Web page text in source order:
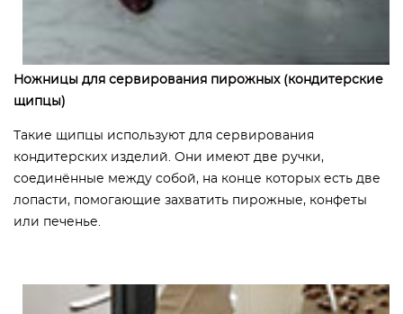
Ножницы для сервирования пирожных (кондитерские
щипцы)
Такие щипцы используют для сервирования
кондитерских изделий. Они имеют две ручки,
соединённые между собой, на конце которых есть две
лопасти, помогающие захватить пирожные, конфеты
или печенье.